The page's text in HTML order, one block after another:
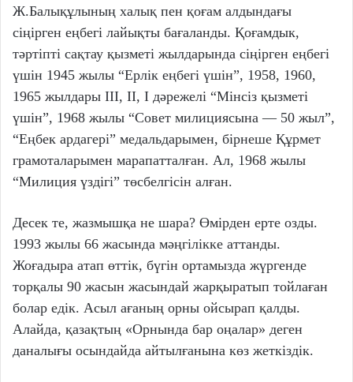
Ж.Балықұлының халық пен қоғам алдындағы
сіңірген еңбегі лайықты бағаланды. Қоғамдык,
тәртіпті сақтау қызметі жылдарында сіңірген еңбегі
үшін 1945 жылы “Ерлік еңбегі үшін”, 1958, 1960,
1965 жылдары ІІІ, II, І дәрежелі “Мінсіз қызметі
үшін”, 1968 жылы “Совет милициясына — 50 жыл”,
“Еңбек ардагері” медальдарымен, бірнеше Құрмет
грамоталарымен марапатталған. Ал, 1968 жылы
“Милиция үздігі” төсбелгісін алған.
Десек те, жазмышқа не шара? Өмірден ерте озды.
1993 жылы 66 жасында мәңгілікке аттанды.
Жоғадыра атап өттік, бүгін ортамызда жүргенде
торқалы 90 жасын жасындай жарқыратып тойлаған
болар едік. Асыл ағаның орны ойсырап қалды.
Алайда, қазақтың «Орнында бар оңалар» деген
даналығы осындайда айтылғанына көз жеткіздік.